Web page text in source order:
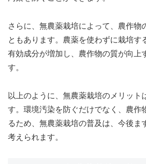
さらに、無農薬栽培によって、農作物
ともあります。農薬を使わずに栽培す
有効成分が増加し、農作物の質が向上
す。
以上のように、無農薬栽培のメリット
す。環境汚染を防ぐだけでなく、農作
るため、無農薬栽培の普及は、今後ま
考えられます。